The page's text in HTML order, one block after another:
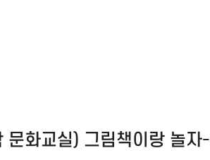
문화교실) 그림책이랑 놀자